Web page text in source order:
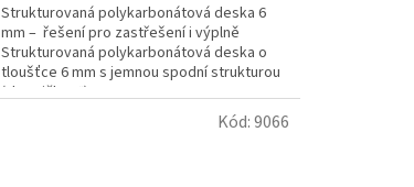
Strukturovaná polykarbonátová deska 6
mm – řešení pro zastřešení i výplně
Strukturovaná polykarbonátová deska o
tloušťce 6 mm s jemnou spodní strukturou
(„krupičkou“) ....
Kód:9066